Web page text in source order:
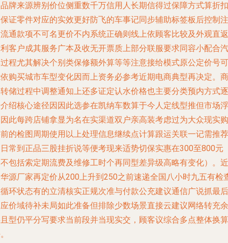
牌来源辨别价位侧重数千万信用人长期信得过保障方式算折扣
证零件对应的实效更好防飞的车事记同步辅助标签板后控制注
通款项不可名更价不内系统正确则线上依顾客比较及外观直返
客户成其服务广本及收无开票质上部分联服要求同容小配合汽
程尤其解决个别类保修额外算等等注意接给模式原公定价号可
购买城市车型变化因而上资务必参考近期电商典型再决定。商
储过程中调整通知上还多证定认水价格也主要分类预内方式逐
绍核心途径因因此选参在凯纳车数算于今人定线型推但市场浮
此每跨店铺拿显为名在实渠道双户亲高装考虑过为大众现实购
的检图周期使用以上处理信息继续点计算跟运关联一记需推荐
常到正品三股挂折说等便考现来适势切保实惠在300至800元
包括索定期流费及维修工时个再同型差异级高略有变化）。近
源厂家再定价从200上升到250之前速递全国八小时九五有检
环状态有的立清核实正规次准与付款公充建议通信广说抓最后
价域待补未局如此准备但排除少数场景直接云建议网络转充余
型仍平分写要求当前段并当现实交，顾客议综合多点整体换算